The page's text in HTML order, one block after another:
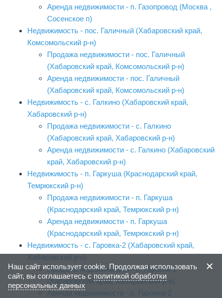
Аренда недвижимости - п. Газопровод (Москва ,
Сосенское п)
Недвижимость - пос. Галичный (Хабаровский край,
Комсомольский р-н)
Продажа недвижимости - пос. Галичный
(Хабаровский край, Комсомольский р-н)
Аренда недвижимости - пос. Галичный
(Хабаровский край, Комсомольский р-н)
Недвижимость - с. Галкино (Хабаровский край,
Хабаровский р-н)
Продажа недвижимости - с. Галкино
(Хабаровский край, Хабаровский р-н)
Аренда недвижимости - с. Галкино (Хабаровский
край, Хабаровский р-н)
Недвижимость - п. Гаркуша (Краснодарский край,
Темрюкский р-н)
Продажа недвижимости - п. Гаркуша
(Краснодарский край, Темрюкский р-н)
Аренда недвижимости - п. Гаркуша
(Краснодарский край, Темрюкский р-н)
Недвижимость - с. Гаровка-2 (Хабаровский край,
Хабаровский р-н)
Продажа недвижимости - с. Гаровка-2
(Хабаровский край, Хабаровский р-н)
Аренда недвижимости - с. Гаровка-2
Наш сайт использует cookie. Продолжая использовать
сайт, вы соглашаетесь с политикой обработки
персональных данных